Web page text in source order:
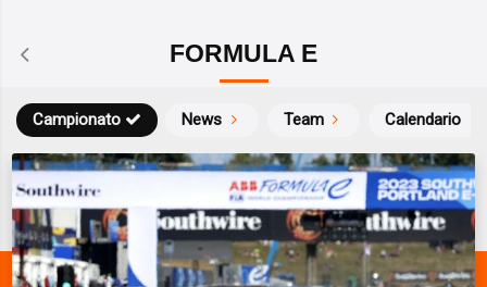
FORMULA E
News
Campionato Team Calendario